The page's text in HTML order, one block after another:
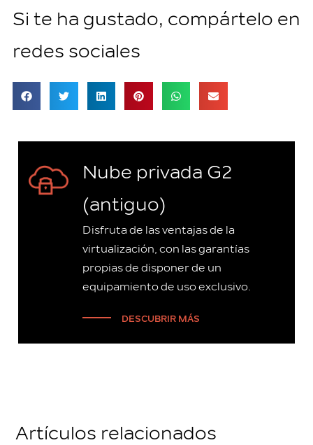
Si te ha gustado, compártelo en
redes sociales
Nube privada G2
(antiguo)
Disfruta de las ventajas de la
virtualización, con las garantías
propias de disponer de un
equipamiento de uso exclusivo.
DESCUBRIR MÁS
Artículos relacionados